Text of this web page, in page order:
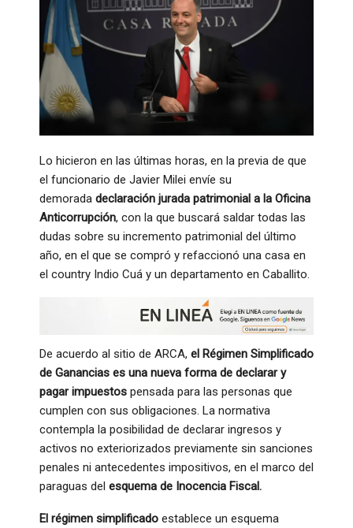
Lo hicieron en las últimas horas, en la previa de que
el funcionario de Javier Milei envíe su
demorada declaración jurada patrimonial a la Oficina
Anticorrupción, con la que buscará saldar todas las
dudas sobre su incremento patrimonial del último
año, en el que se compró y refaccionó una casa en
el country Indio Cuá y un departamento en Caballito.
De acuerdo al sitio de ARCA, el Régimen Simplificado
de Ganancias es una nueva forma de declarar y
pagar impuestos pensada para las personas que
cumplen con sus obligaciones. La normativa
contempla la posibilidad de declarar ingresos y
activos no exteriorizados previamente sin sanciones
penales ni antecedentes impositivos, en el marco del
paraguas del esquema de Inocencia Fiscal.
El régimen simplificado establece un esquema